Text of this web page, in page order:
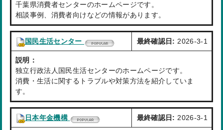
千葉県消費者センターのホームページです。
相談事例、消費者向けなどの情報があります。
国民生活センター 最終確認日:2026-3-1
説明：
独立行政法人国民生活センターのホームページです。
消費・生活に関するトラブルや対策方法を紹介していま
す。
日本年金機構 最終確認日:2026-3-1